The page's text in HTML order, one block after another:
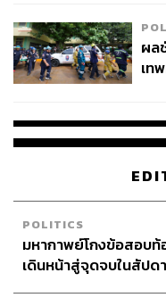
พูดถึงความรู้สึกวันขึ้
ผล
เท
POLITICS
มหากาพย์โกงข้อสอบ
เดินหน้าสู่จุดจบในสัปด